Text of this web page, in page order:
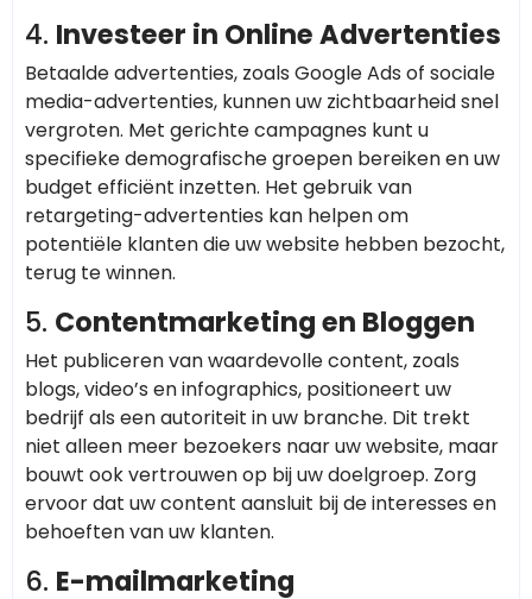
4. Investeer in Online Advertenties
Betaalde advertenties, zoals Google Ads of sociale
media-advertenties, kunnen uw zichtbaarheid snel
vergroten. Met gerichte campagnes kunt u
specifieke demografische groepen bereiken en uw
budget efficiënt inzetten. Het gebruik van
retargeting-advertenties kan helpen om
potentiële klanten die uw website hebben bezocht,
terug te winnen.
5. Contentmarketing en Bloggen
Het publiceren van waardevolle content, zoals
blogs, video’s en infographics, positioneert uw
bedrijf als een autoriteit in uw branche. Dit trekt
niet alleen meer bezoekers naar uw website, maar
bouwt ook vertrouwen op bij uw doelgroep. Zorg
ervoor dat uw content aansluit bij de interesses en
behoeften van uw klanten.
6. E-mailmarketing